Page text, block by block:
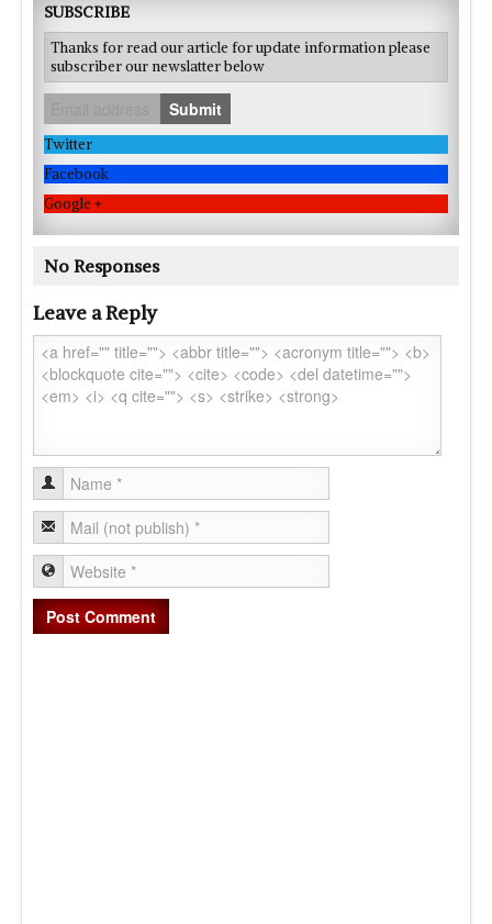
SUBSCRIBE
Thanks for read our article for update information please
subscriber our newslatter below
Submit
Twitter
Facebook
Google +
No Responses
Leave a Reply